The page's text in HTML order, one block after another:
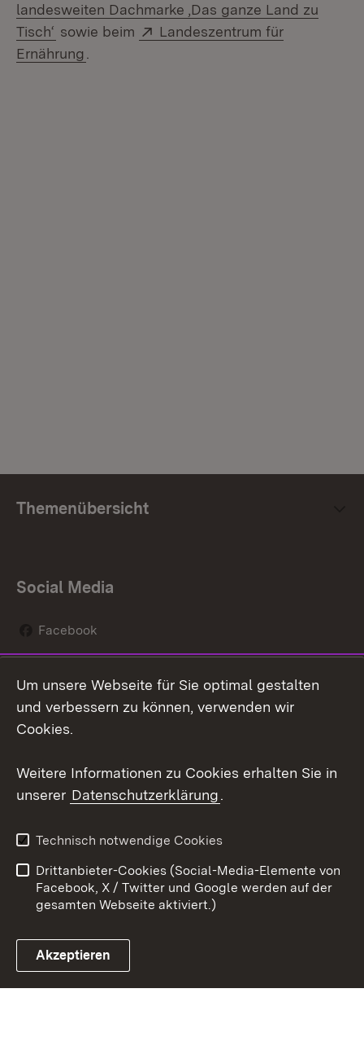
landesweiten Dachmarke ,Das ganze Land zu
Tisch‘ (Öffnet in neuem Fenster)
sowie beim Extern:
Landeszentrum für
Ernährung
Themenübersicht
Social Media
Facebook
Social Wall
Youtube
Link zum Landesportal
Kontakt
Datenschutz
Barrierefreiheit
Impressum Cookies
Um unsere Webseite für Sie optimal gestalten
und verbessern zu können, verwenden wir
Cookies.
Weitere Informationen zu Cookies erhalten Sie in
unserer Datenschutzerklärung.
Technisch notwendige Cookies
Drittanbieter-Cookies (Social-Media-Elemente von
Facebook, X / Twitter und Google werden auf der
gesamten Webseite aktiviert.)
Akzeptieren